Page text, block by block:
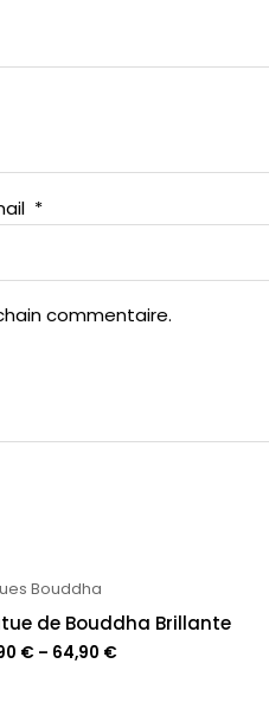
*
commentaire.
Bouddha
de Bouddha Brillante
€ – 64,90 €